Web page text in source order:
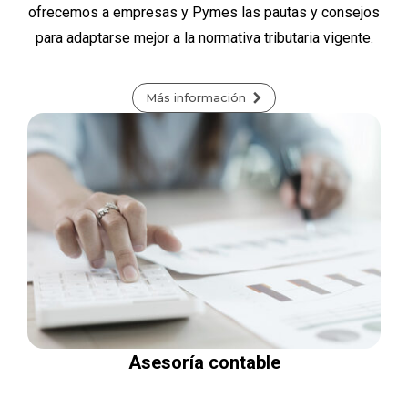
ofrecemos a empresas y Pymes las pautas y consejos
para adaptarse mejor a la normativa tributaria vigente.
Más información
Asesoría contable